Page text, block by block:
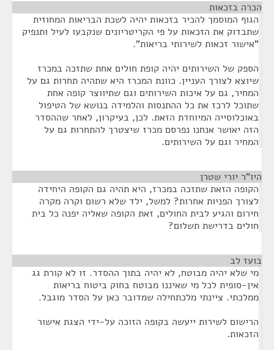
הכרה בזכאות
הגוף המוסמך להכיר בזכאות יהיה לשכת הבריאות המחוזית
שתבדוק את הזכאות על פי הקריטריונים שנקבעו לעיל ותנפיק
"אישור זכאות לשירותי בריאות".
הספק של השירותים יהיה קופת חולים אחת שתזכה במכרז
שיוצא לצורך העניין. כוונת המכרז היא שתהיה תחרות גם על
המחיר, גם על איכות השירותים וגם שתיווצר קופה אחת
שתוכל לרכז את כל ההתנסות והלמידה בנושא של הטיפול
באוכלוסייה המיוחדת הזאת. לכן, בעיקרון, לאחר שההסדר
הזה יאושר אנחנו נפרסם מכרז שיצטרך להתחרות גם על
המחיר וגם על השירותים.
היו"ר יורי שטרן
הקופה הזאת שתזכה במכרז, היא תהיה גם הקופה היחידה
לצורך הפניות אחרות? למשל, ילד שלא רשום וקרה מקרה
חירום והגיע לבית החולים, זאת הקופה שאליה יפנה כל בית
חולים בדרישת תשלום?
בועז לב
מי שלא יהיה מבוטח, לא יהיה בתוך ההסדר. זו לא קורת גג
אין-סופית לכל מי שאיננו מבוטח בחוק ביטוח בריאות
ממלכתי. ציינתי מלכתחילה שמדובר כאן על הסדר מוגבל.
הרישום לשירות ייעשה בקופה הזוכה על-ידי הצגת אישור
הזכאות.